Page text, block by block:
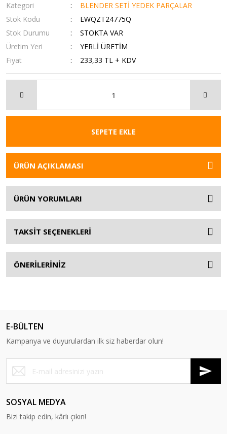
Kategori
BLENDER SETİ YEDEK PARÇALAR
Stok Kodu
EWQZT24775Q
Stok Durumu
STOKTA VAR
Üretim Yeri
YERLİ ÜRETİM
Fiyat
233,33 TL + KDV
SEPETE EKLE
ÜRÜN AÇIKLAMASI
ÜRÜN YORUMLARI
TAKSİT SEÇENEKLERİ
ÖNERİLERİNİZ
E-BÜLTEN
Kampanya ve duyurulardan ilk siz haberdar olun!
SOSYAL MEDYA
Bizi takip edin, kârlı çıkın!